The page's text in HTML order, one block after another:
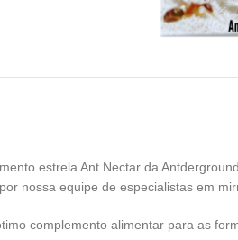
estrela Ant Nectar da
nossa equipe de especialistas em
complemento alimentar para as